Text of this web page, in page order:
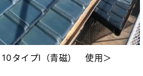
タイプⅠ（青磁） 使用＞